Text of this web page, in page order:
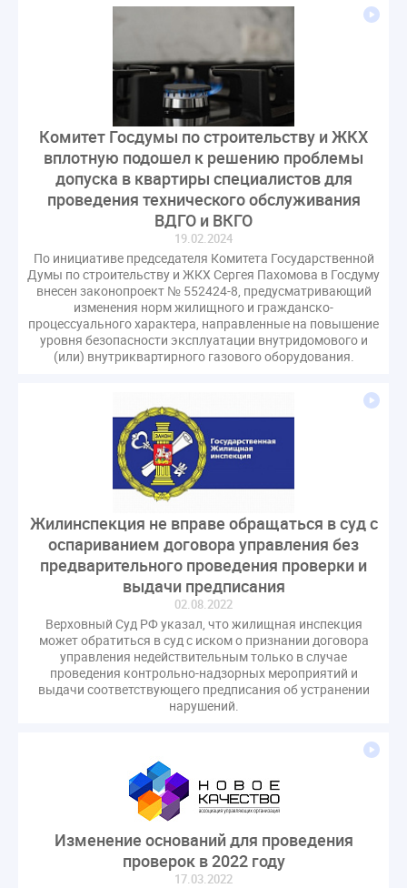
Стратегия развития ЖКХ 2030
Требования
арендатор
вентиляционные каналы
внеплановые проверки
гарантийная управляющая компания
гарантирующие управляющие организации
госпошлина
демоэкзамен
депутаты
дисквалификация
документ
жалобы
закон о банкротстве
изменения в ЖК РФ
изменения в Положение
индексация
индикаторы риска
кадры
категория риска
квалифэкзамен
кворум ОСС
коммунальные ресурсы
коррупция
неосновательное обогащение
непредвиденные расходы
нормотворчество
общедомовое имущество
общедомовой прибор учета
общее собрание
общественный совет
объект культурного наследия
оплата отопления
особенности взимания пени
оспаривание ОСС
перелицензирование
плановые проверки
пожарная безопасность
прекращение договора
прибор учета
пристройка
провайдер
прогород
проект постановления
рабочая группа
регистрация
реестр УК связь
совет МКД
техническая документация
умный дом
экспертный совет
Комитет Госдумы по строительству и ЖКХ
вплотную подошел к решению проблемы
допуска в квартиры специалистов для
проведения технического обслуживания
ВДГО и ВКГО
19.02.2024
По инициативе председателя Комитета Государственной
Думы по строительству и ЖКХ Сергея Пахомова в Госдуму
внесен законопроект № 552424-8, предусматривающий
изменения норм жилищного и гражданско-
процессуального характера, направленные на повышение
уровня безопасности эксплуатации внутридомового и
(или) внутриквартирного газового оборудования.
Жилинспекция не вправе обращаться в суд с
оспариванием договора управления без
предварительного проведения проверки и
выдачи предписания
02.08.2022
Верховный Суд РФ указал, что жилищная инспекция
может обратиться в суд с иском о признании договора
управления недействительным только в случае
проведения контрольно-надзорных мероприятий и
выдачи соответствующего предписания об устранении
нарушений.
Изменение оснований для проведения
проверок в 2022 году
17.03.2022